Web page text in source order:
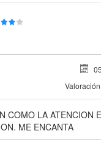
COMO LA ATENCION
ME ENCANTA